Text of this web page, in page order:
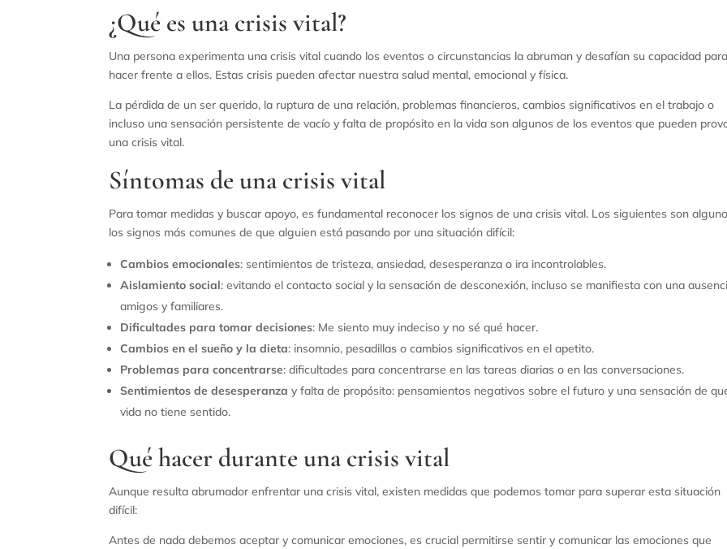
¿Qué es una crisis vital?
Una persona experimenta una crisis vital cuando los eventos o circunstancias la abruman y desafían su capacidad para
hacer frente a ellos. Estas crisis pueden afectar nuestra salud mental, emocional y física.
La pérdida de un ser querido, la ruptura de una relación, problemas financieros, cambios significativos en el trabajo o
incluso una sensación persistente de vacío y falta de propósito en la vida son algunos de los eventos que pueden
una crisis vital.
Síntomas de una crisis vital
Para tomar medidas y buscar apoyo, es fundamental reconocer los signos de una crisis vital. Los siguientes son
los signos más comunes de que alguien está pasando por una situación difícil:
Cambios emocionales: sentimientos de tristeza, ansiedad, desesperanza o ira incontrolables.
Aislamiento social: evitando el contacto social y la sensación de desconexión, incluso se manifiesta con una
amigos y familiares.
Dificultades para tomar decisiones: Me siento muy indeciso y no sé qué hacer.
Cambios en el sueño y la dieta: insomnio, pesadillas o cambios significativos en el apetito.
Problemas para concentrarse: dificultades para concentrarse en las tareas diarias o en las conversaciones.
Sentimientos de desesperanza y falta de propósito: pensamientos negativos sobre el futuro y una sensación de
vida no tiene sentido.
Qué hacer durante una crisis vital
Aunque resulta abrumador enfrentar una crisis vital, existen medidas que podemos tomar para superar esta situación
difícil:
Antes de nada debemos aceptar y comunicar emociones, es crucial permitirse sentir y comunicar las emociones que